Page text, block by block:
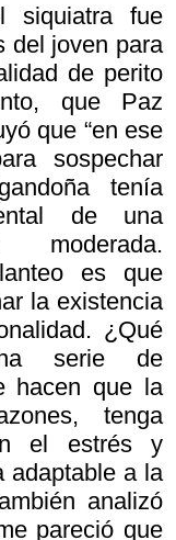
siquiatra fue
del joven para
de perito
que Paz
que “en ese
sospechar
tenía
de una
es que
la existencia
¿Qué
serie de
hacen que la
tenga
el estrés y
adaptable a la
analizó
pareció que